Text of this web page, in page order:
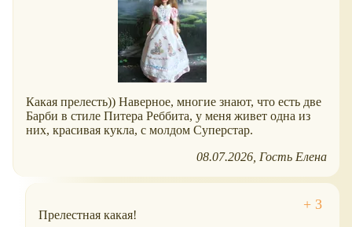
Какая прелесть)) Наверное, многие знают, что есть две
Барби в стиле Питера Реббита, у меня живет одна из
них, красивая кукла, с молдом Суперстар.
08.07.2026 Гость Елена
Прелестная какая!